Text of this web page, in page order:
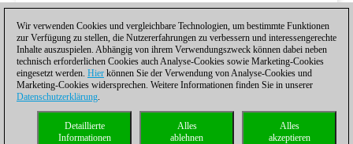
Wir verwenden Cookies und vergleichbare Technologien, um bestimmte Funktionen
zur Verfügung zu stellen, die Nutzererfahrungen zu verbessern und interessengerechte
Inhalte auszuspielen. Abhängig von ihrem Verwendungszweck können dabei neben
technisch erforderlichen Cookies auch Analyse-Cookies sowie Marketing-Cookies
eingesetzt werden. Hier können Sie der Verwendung von Analyse-Cookies und
Marketing-Cookies widersprechen. Weitere Informationen finden Sie in unserer
Datenschutzerklärung.
Alles
akzeptieren
Alles
ablehnen
Detaillierte
Informationen